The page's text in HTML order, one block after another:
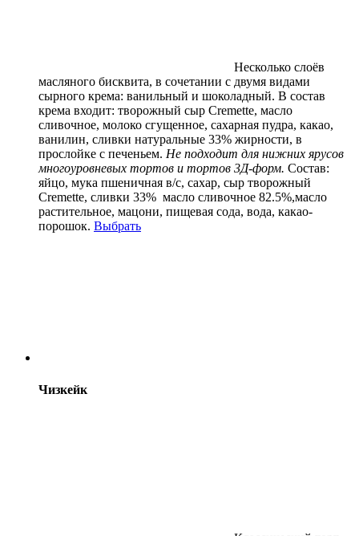
Несколько слоёв
масляного бисквита, в сочетании с двумя видами
сырного крема: ванильный и шоколадный. В состав
крема входит: творожный сыр Cremette, масло
сливочное, молоко сгущенное, сахарная пудра, какао,
ванилин, сливки натуральные 33% жирности, в
прослойке с печеньем. Не подходит для нижних ярусов
многоуровневых тортов и тортов 3Д-форм. Состав:
яйцо, мука пшеничная в/с, сахар, сыр творожный
Cremette, сливки 33% масло сливочное 82.5%,масло
растительное, мацони, пищевая сода, вода, какао-
порошок. Выбрать
Чизкейк